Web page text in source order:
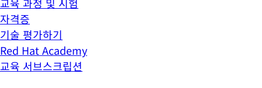
자격증
기술 평가하기
Red Hat Academy
교육 서브스크립션